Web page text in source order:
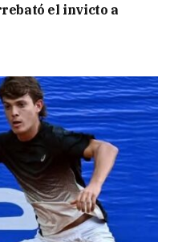
el invicto a